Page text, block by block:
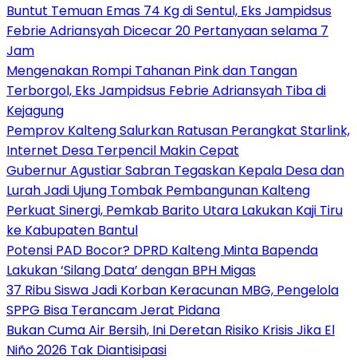
Buntut Temuan Emas 74 Kg di Sentul, Eks Jampidsus
Febrie Adriansyah Dicecar 20 Pertanyaan selama 7
Jam
Mengenakan Rompi Tahanan Pink dan Tangan
Terborgol, Eks Jampidsus Febrie Adriansyah Tiba di
Kejagung
Pemprov Kalteng Salurkan Ratusan Perangkat Starlink,
Internet Desa Terpencil Makin Cepat
Gubernur Agustiar Sabran Tegaskan Kepala Desa dan
Lurah Jadi Ujung Tombak Pembangunan Kalteng
Perkuat Sinergi, Pemkab Barito Utara Lakukan Kaji Tiru
ke Kabupaten Bantul
Potensi PAD Bocor? DPRD Kalteng Minta Bapenda
Lakukan ‘Silang Data’ dengan BPH Migas
37 Ribu Siswa Jadi Korban Keracunan MBG, Pengelola
SPPG Bisa Terancam Jerat Pidana
Bukan Cuma Air Bersih, Ini Deretan Risiko Krisis Jika El
Niño 2026 Tak Diantisipasi